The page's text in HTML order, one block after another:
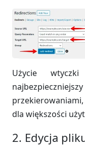
Użycie
dla większości
2. Edycja